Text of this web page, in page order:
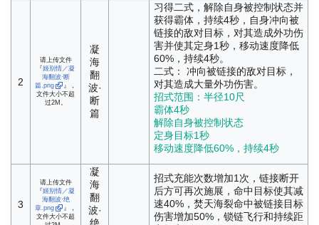
2
请上传文件
『姬别情／凝
海翻波·断
篇.png
』，
文件大小不超
过2M。
凝
海
翻
波·
断
篇
习得二式，解除自身被控制状态并
获得霸体，持续4秒，自身冲向被
链接的敌对目标，对其造成外功伤
害并使其定身1秒，移动速度降低
60%，持续4秒。
二式： 冲向被链接的敌对目标，
对其造成大量外功伤害。
招式范围：半径10尺
霸体4秒
解除自身被控制状态
定身目标1秒
移动速度降低60%，持续4秒
3
请上传文件
『姬别情／凝
海翻波·绝
章.png
』，
文件大小不超
凝
海
翻
波·
招式充能次数增加1次，链接断开
后方可再次施展，命中目标使其减
速40%，焚天海裂命中被链接目标
伤害增加50%，锁链飞行和持续距